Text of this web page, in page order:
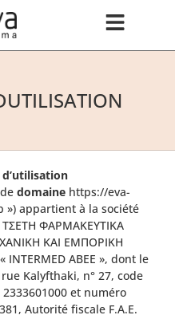
domaine https://eva-
») appartient à la société
ΤΣΕΤΗ ΦΑΡΜΑΚΕΥΤΙΚΑ
ΚΑΙ ΕΜΠΟΡΙΚΗ
INTERMED ΑΒΕΕ », dont le
Kalyfthaki, n° 27, code
et numéro
Autorité fiscale F.A.E.